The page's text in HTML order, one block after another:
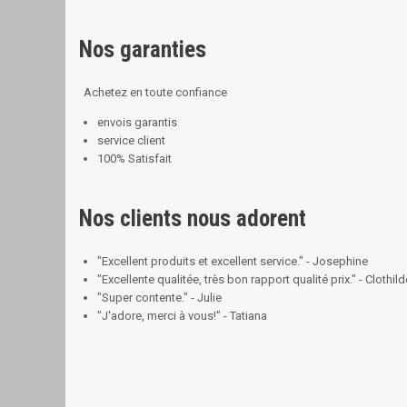
Nos garanties
Achetez en toute confiance
envois garantis
service client
100% Satisfait
Nos clients nous adorent
"Excellent produits et excellent service." - Josephine
"Excellente qualitée, très bon rapport qualité prix." -
"Super contente." - Julie
"J'adore, merci à vous!" - Tatiana